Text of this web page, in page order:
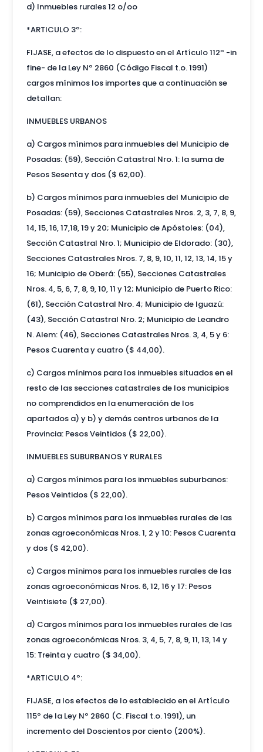
d) Inmuebles rurales 12 o/oo
*ARTICULO 3º:
FIJASE, a efectos de lo dispuesto en el Artículo 112º -in
fine- de la Ley Nº 2860 (Código Fiscal t.o. 1991)
cargos mínimos los importes que a continuación se
detallan:
INMUEBLES URBANOS
a) Cargos mínimos para inmuebles del Municipio de
Posadas: (59), Sección Catastral Nro. 1: la suma de
Pesos Sesenta y dos ($ 62,00).
b) Cargos mínimos para inmuebles del Municipio de
Posadas: (59), Secciones Catastrales Nros. 2, 3, 7, 8, 9,
14, 15, 16, 17,18, 19 y 20; Municipio de Apóstoles: (04),
Sección Catastral Nro. 1; Municipio de Eldorado: (30),
Secciones Catastrales Nros. 7, 8, 9, 10, 11, 12, 13, 14, 15 y
16; Municipio de Oberá: (55), Secciones Catastrales
Nros. 4, 5, 6, 7, 8, 9, 10, 11 y 12; Municipio de Puerto Rico:
(61), Sección Catastral Nro. 4; Municipio de Iguazú:
(43), Sección Catastral Nro. 2; Municipio de Leandro
N. Alem: (46), Secciones Catastrales Nros. 3, 4, 5 y 6:
Pesos Cuarenta y cuatro ($ 44,00).
c) Cargos mínimos para los inmuebles situados en el
resto de las secciones catastrales de los municipios
no comprendidos en la enumeración de los
apartados a) y b) y demás centros urbanos de la
Provincia: Pesos Veintidos ($ 22,00).
INMUEBLES SUBURBANOS Y RURALES
a) Cargos mínimos para los inmuebles suburbanos:
Pesos Veintidos ($ 22,00).
b) Cargos mínimos para los inmuebles rurales de las
zonas agroeconómicas Nros. 1, 2 y 10: Pesos Cuarenta
y dos ($ 42,00).
c) Cargos mínimos para los inmuebles rurales de las
zonas agroeconómicas Nros. 6, 12, 16 y 17: Pesos
Veintisiete ($ 27,00).
d) Cargos mínimos para los inmuebles rurales de las
zonas agroeconómicas Nros. 3, 4, 5, 7, 8, 9, 11, 13, 14 y
15: Treinta y cuatro ($ 34,00).
*ARTICULO 4º:
FIJASE, a los efectos de lo establecido en el Artículo
115º de la Ley Nº 2860 (C. Fiscal t.o. 1991), un
incremento del Doscientos por ciento (200%).